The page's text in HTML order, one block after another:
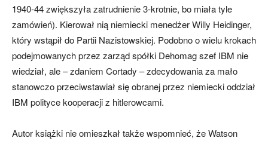
1940-44 zwiększyła zatrudnienie 3-krotnie, bo miała tyle
zamówień). Kierował nią niemiecki menedżer Willy Heidinger,
który wstąpił do Partii Nazistowskiej. Podobno o wielu krokach
podejmowanych przez zarząd spółki Dehomag szef IBM nie
wiedział, ale – zdaniem Cortady – zdecydowania za mało
stanowczo przeciwstawiał się obranej przez niemiecki oddział
IBM polityce kooperacji z hitlerowcami.
Autor książki nie omieszkał także wspomnieć, że Watson